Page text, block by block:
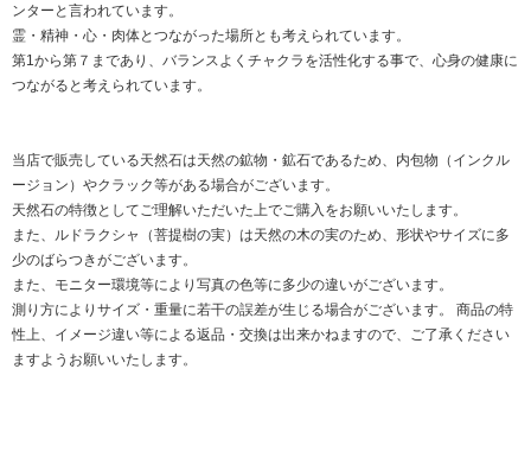
ンターと言われています。
霊・精神・心・肉体とつながった場所とも考えられています。
第1から第７まであり、バランスよくチャクラを活性化する事で、心身の健康に
つながると考えられています。
当店で販売している天然石は天然の鉱物・鉱石であるため、内包物（インクル
ージョン）やクラック等がある場合がございます。
天然石の特徴としてご理解いただいた上でご購入をお願いいたします。
また、ルドラクシャ（菩提樹の実）は天然の木の実のため、形状やサイズに多
少のばらつきがございます。
また、モニター環境等により写真の色等に多少の違いがございます。
測り方によりサイズ・重量に若干の誤差が生じる場合がございます。 商品の特
性上、イメージ違い等による返品・交換は出来かねますので、ご了承ください
ますようお願いいたします。